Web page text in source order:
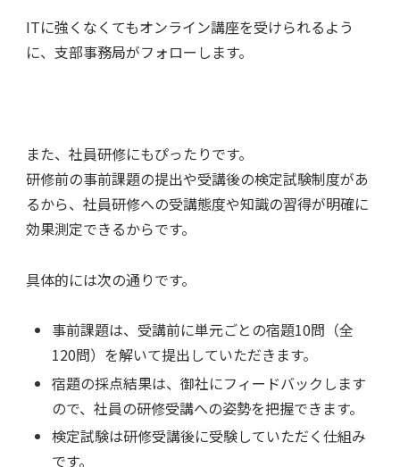
ITに強くなくてもオンライン講座を受けられるよう
に、支部事務局がフォローします。
また、社員研修にもぴったりです。
研修前の事前課題の提出や受講後の検定試験制度があ
るから、社員研修への受講態度や知識の習得が明確に
効果測定できるからです。
具体的には次の通りです。
事前課題は、受講前に単元ごとの宿題10問（全
120問）を解いて提出していただきます。
宿題の採点結果は、御社にフィードバックします
ので、社員の研修受講への姿勢を把握できます。
検定試験は研修受講後に受験していただく仕組み
です。